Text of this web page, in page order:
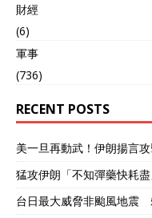
財經
(6)
軍事
(736)
RECENT POSTS
美一旦再動武！伊朗揚言
猛攻伊朗「不知彈藥快耗
台日最大威脅非颱風地震